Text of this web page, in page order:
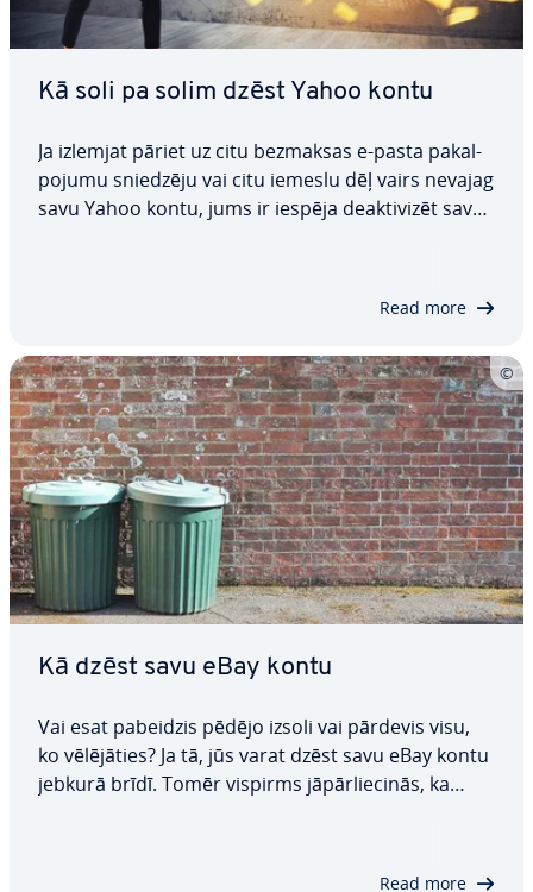
Kā soli pa solim dzēst Yahoo kontu
Ja izlemjat pāriet uz citu bezmaksas e-pasta pa­kal­
po­ju­mu sniedzēju vai citu iemeslu dēļ vairs nevajag
savu Yahoo kontu, jums ir iespēja deak­ti­vi­zēt savu
Read more
Kā dzēst savu eBay kontu
Vai esat pabeidzis pēdējo izsoli vai pārdevis visu,
ko vē­lē­jā­ties? Ja tā, jūs varat dzēst savu eBay kontu
jebkurā brīdī. Tomēr vispirms jā­pār­lie­ci­nās, ka
Read more